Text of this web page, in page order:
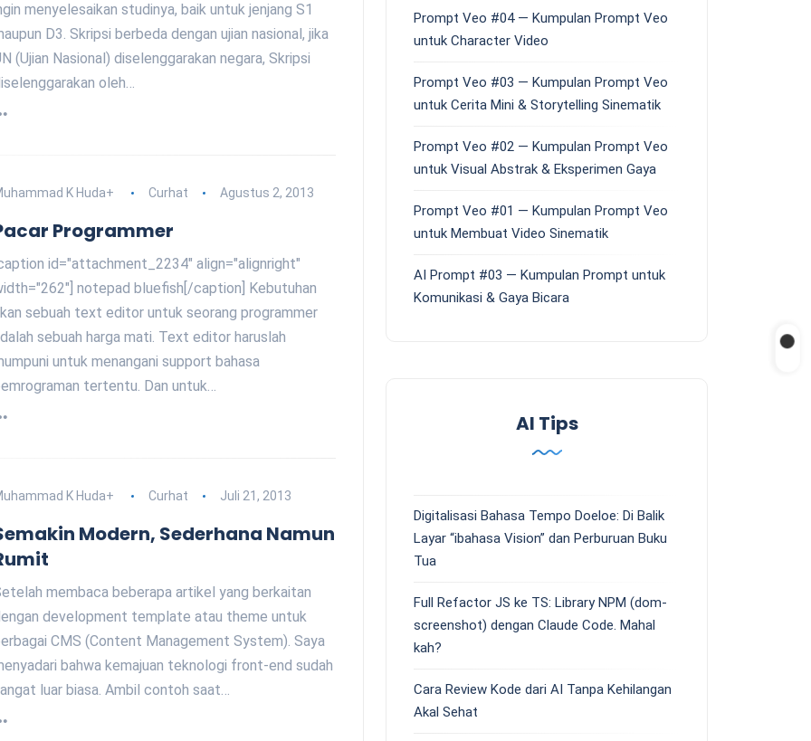
menyelesaikan studinya, baik untuk jenjang S1
D3. Skripsi berbeda dengan ujian nasional, jika
(Ujian Nasional) diselenggarakan negara, Skripsi
oleh…
K Huda+ Curhat Agustus 2, 2013
Programmer
id="attachment_2234" align="alignright"
notepad bluefish[/caption] Kebutuhan
sebuah text editor untuk seorang programmer
sebuah harga mati. Text editor haruslah
untuk menangani support bahasa
tertentu. Dan untuk…
K Huda+ Curhat Juli 21, 2013
Modern, Sederhana Namun
membaca beberapa artikel yang berkaitan
development template atau theme untuk
CMS (Content Management System). Saya
bahwa kemajuan teknologi front-end sudah
luar biasa. Ambil contoh saat…
Prompt Veo #04 — Kumpulan Prompt Veo
untuk Character Video
Prompt Veo #03 — Kumpulan Prompt Veo
untuk Cerita Mini & Storytelling Sinematik
Prompt Veo #02 — Kumpulan Prompt Veo
untuk Visual Abstrak & Eksperimen Gaya
Prompt Veo #01 — Kumpulan Prompt Veo
untuk Membuat Video Sinematik
AI Prompt #03 — Kumpulan Prompt untuk
Komunikasi & Gaya Bicara
AI Tips
Digitalisasi Bahasa Tempo Doeloe: Di Balik
Layar “ibahasa Vision” dan Perburuan Buku
Tua
Full Refactor JS ke TS: Library NPM (dom-
screenshot) dengan Claude Code. Mahal
kah?
Cara Review Kode dari AI Tanpa Kehilangan
Akal Sehat